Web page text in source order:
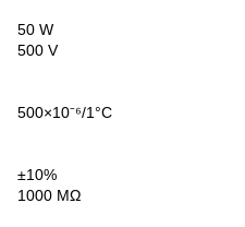
50 W
500 V
500×10⁻⁶/1°C
±10%
1000 MΩ